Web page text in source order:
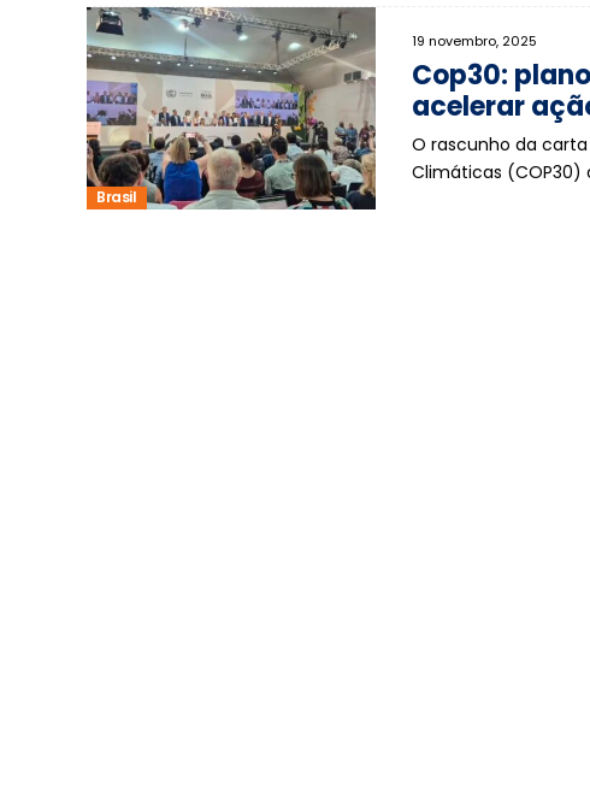
Brasil
19 novembro, 2025
Cop30:
acelerar
O rascunho da
Climáticas